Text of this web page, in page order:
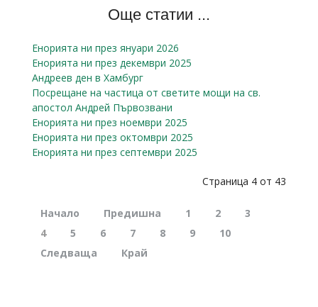
Още статии ...
Енорията ни през януари 2026
Енорията ни през декември 2025
Андреев ден в Хамбург
Посрещане на частица от светите мощи на св.
апостол Андрей Първозвани
Енорията ни през ноември 2025
Енорията ни през октомври 2025
Енорията ни през септември 2025
Страница 4 от 43
Начало Предишна 1 2
3
4
5 6 7 8 9
10
Следваща
Край